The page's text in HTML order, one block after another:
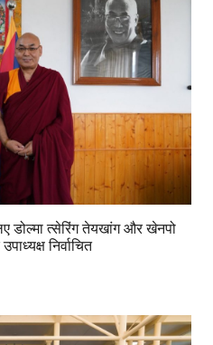
डोल्मा त्सेरिंग तेयखांग और खेनपो
निर्वाचित